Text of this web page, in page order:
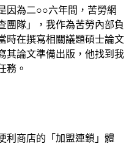
因為二○○六年間，苦勞網
團隊」，我作為苦勞內部負
時在撰寫相關議題碩士論文
其論文準備出版，他找到我
務。
利商店的「加盟連鎖」體